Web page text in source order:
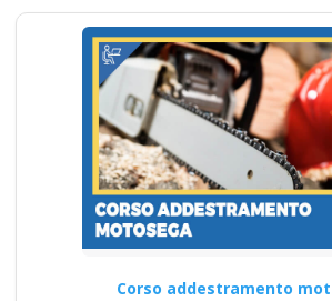
Corso addestramento